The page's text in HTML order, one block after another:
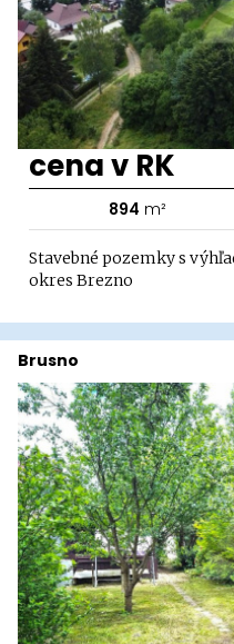
cena v RK
894 m²
Stavebné pozemky s
okres Brezno
Brusno